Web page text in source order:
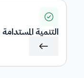
التنمية المستدامة